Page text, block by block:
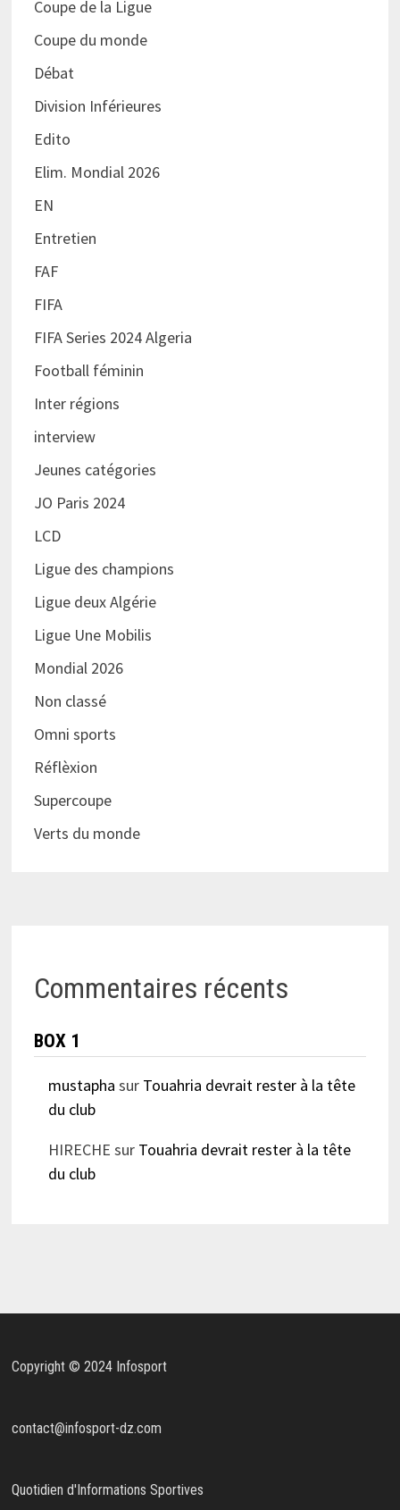
Coupe de la Ligue
Coupe du monde
Débat
Division Inférieures
Edito
Elim. Mondial 2026
EN
Entretien
FAF
FIFA
FIFA Series 2024 Algeria
Football féminin
Inter régions
interview
Jeunes catégories
JO Paris 2024
LCD
Ligue des champions
Ligue deux Algérie
Ligue Une Mobilis
Mondial 2026
Non classé
Omni sports
Réflèxion
Supercoupe
Verts du monde
Commentaires récents
BOX 1
mustapha sur Touahria devrait rester à la tête
du club
HIRECHE sur Touahria devrait rester à la tête
du club
Copyright © 2024 Infosport
contact@infosport-dz.com
Quotidien d'Informations Sportives